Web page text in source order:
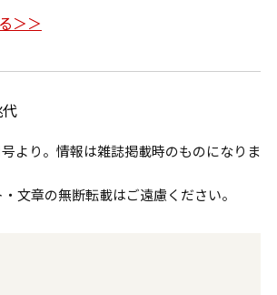
＞＞
より。情報は雑誌掲載時のものになりま
文章の無断転載はご遠慮ください。